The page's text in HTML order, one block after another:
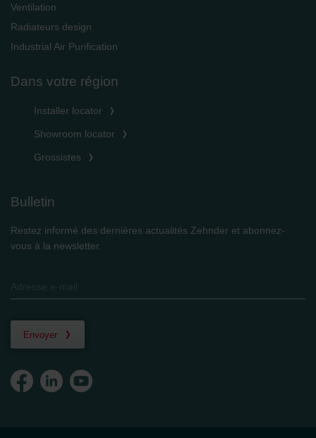
Ventilation
Radiateurs design
Industrial Air Purification
Dans votre région
Installer locator
Showroom locator
Grossistes
Bulletin
Restez informé des dernières actualités Zehnder et abonnez-
vous à la newsletter.
Envoyer